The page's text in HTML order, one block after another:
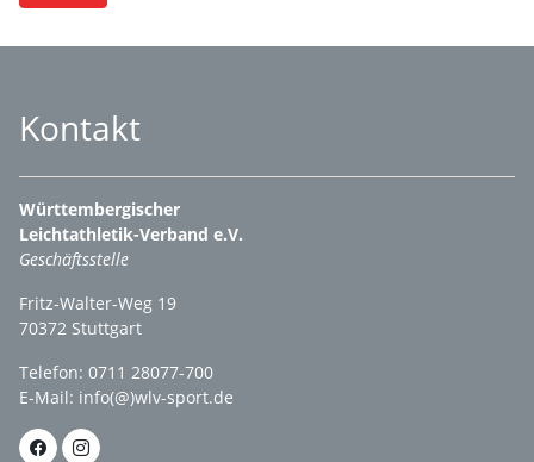
Kontakt
Württembergischer
Leichtathletik-Verband e.V.
Geschäftsstelle
Fritz-Walter-Weg 19
70372 Stuttgart
Telefon: 0711 28077-700
E-Mail: info(@)wlv-sport.de